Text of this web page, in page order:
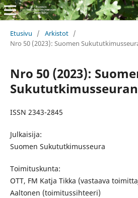
Etusivu / Arkistot /
Nro 50 (2023): Suomen
Nro 50 (2023):
ISSN 2343-2845
Julkaisija:
Suomen Sukututkimusseura
Toimituskunta:
OTT, FM Katja Tikka (vastaava
Aaltonen (toimitussihteeri)